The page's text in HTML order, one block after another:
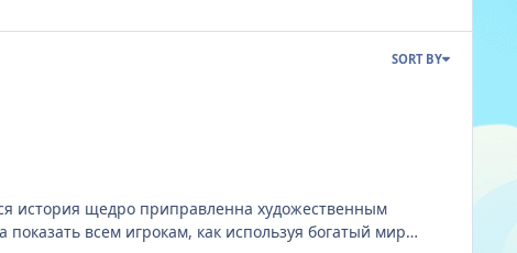
SORT BY
история щедро приправленна художественным